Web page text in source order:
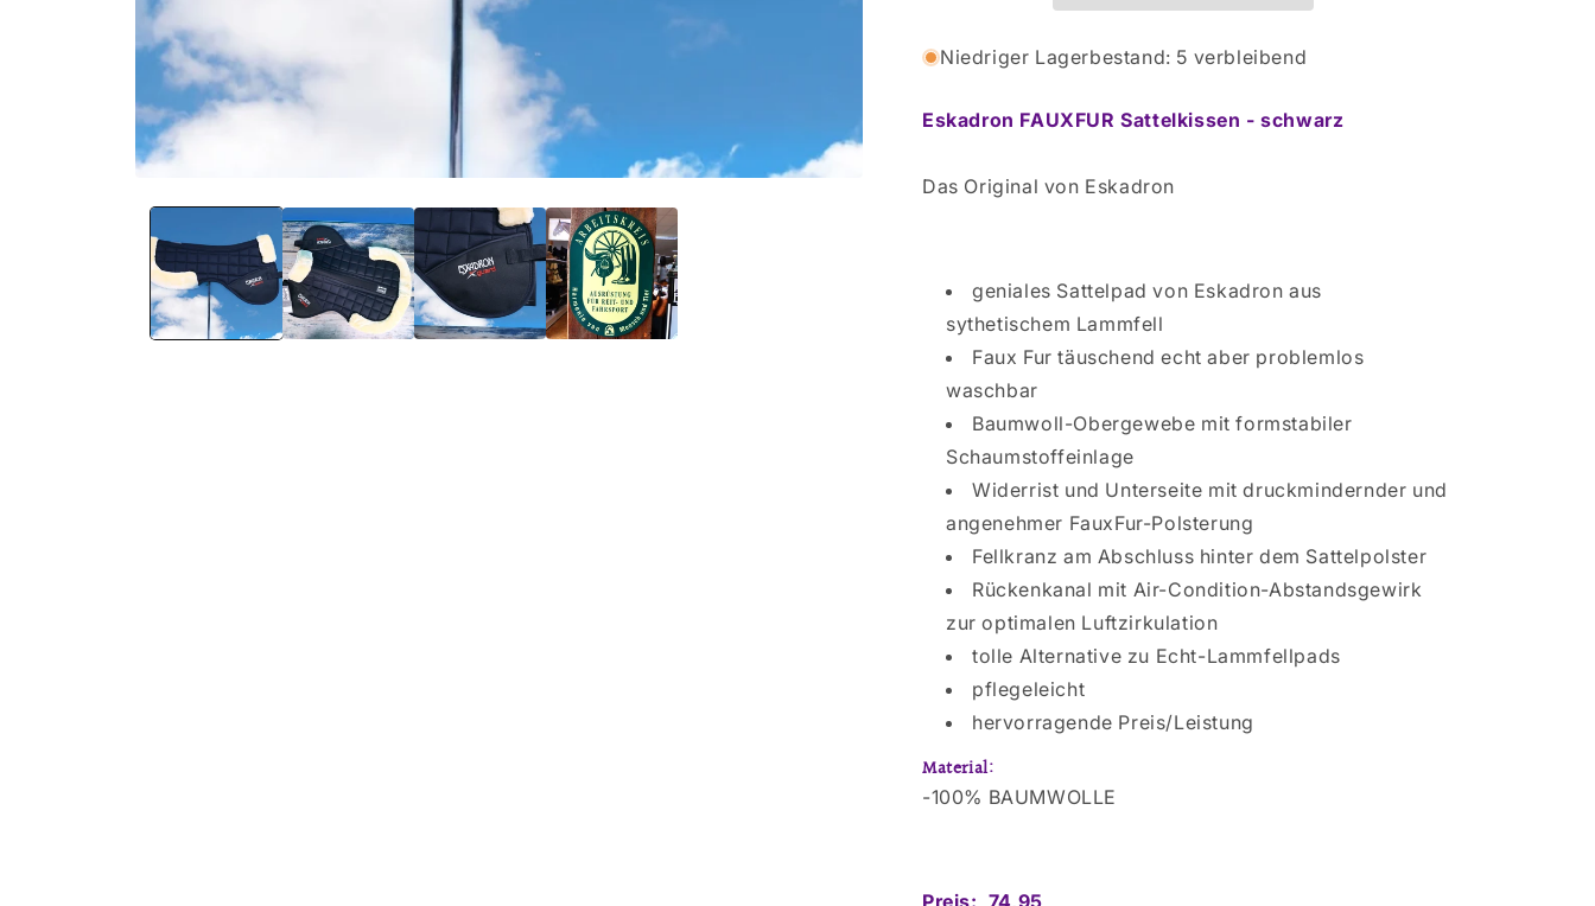
Niedriger Lagerbestand: 5 verbleibend
Eskadron FAUXFUR Sattelkissen - schwarz
Das Original von Eskadron
geniales Sattelpad von Eskadron aus
sythetischem Lammfell
Faux Fur täuschend echt aber problemlos
waschbar
Baumwoll-Obergewebe mit formstabiler
Schaumstoffeinlage
Widerrist und Unterseite mit druckmindernder und
angenehmer FauxFur-Polsterung
Fellkranz am Abschluss hinter dem Sattelpolster
Rückenkanal mit Air-Condition-Abstandsgewirk
zur optimalen Luftzirkulation
tolle Alternative zu Echt-Lammfellpads
pflegeleicht
hervorragende Preis/Leistung
Material:
-100% BAUMWOLLE
Preis: 74,95